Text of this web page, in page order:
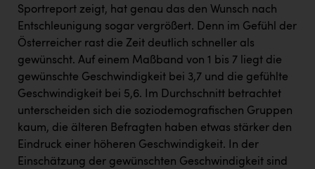
Sportreport zeigt, hat genau das den Wunsch nach
Entschleunigung sogar vergrößert. Denn im Gefühl der
Österreicher rast die Zeit deutlich schneller als
gewünscht. Auf einem Maßband von 1 bis 7 liegt die
gewünschte Geschwindigkeit bei 3,7 und die gefühlte
Geschwindigkeit bei 5,6. Im Durchschnitt betrachtet
unterscheiden sich die soziodemografischen Gruppen
kaum, die älteren Befragten haben etwas stärker den
Eindruck einer höheren Geschwindigkeit. In der
Einschätzung der gewünschten Geschwindigkeit sind